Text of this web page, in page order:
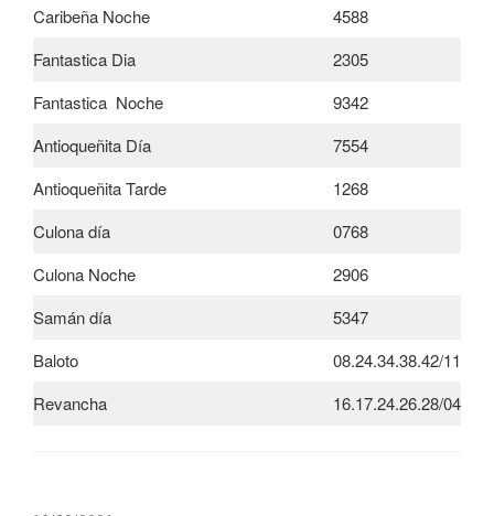
Caribeña Noche
4588
Fantastica Dia
2305
Fantastica Noche
9342
Antioqueñita Día
7554
Antioqueñita Tarde
1268
Culona día
0768
Culona Noche
2906
Samán día
5347
Baloto
08.24.34.38.42/11
Revancha
16.17.24.26.28/04